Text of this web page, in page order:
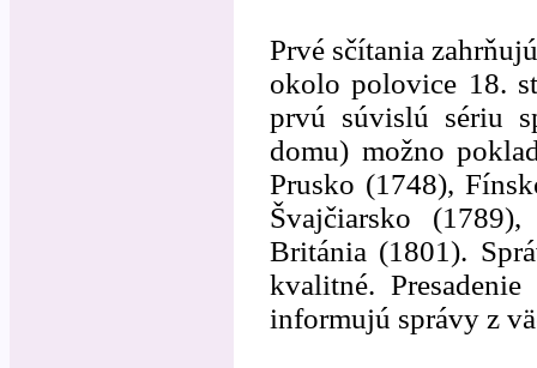
Prvé sčítania
okolo polovice 18.
prvú súvislú sériu
domu) možno
Prusko (1748),
Švajčiarsko
Británia (1801).
kvalitné.
informujú správy z